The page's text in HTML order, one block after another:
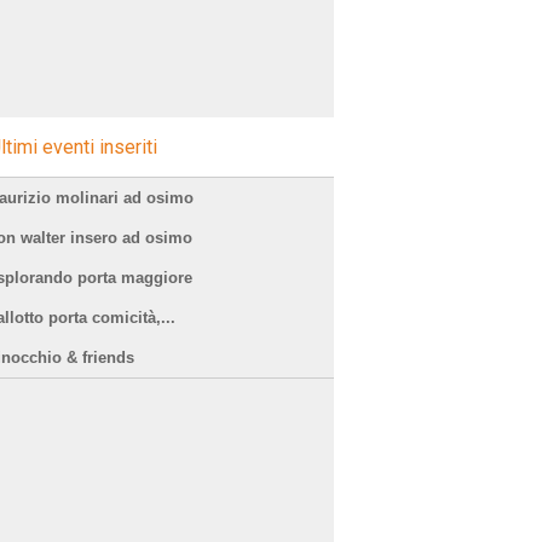
eventi inseriti
molinari ad osimo
walter insero ad osimo
porta maggiore
porta comicità,...
& friends